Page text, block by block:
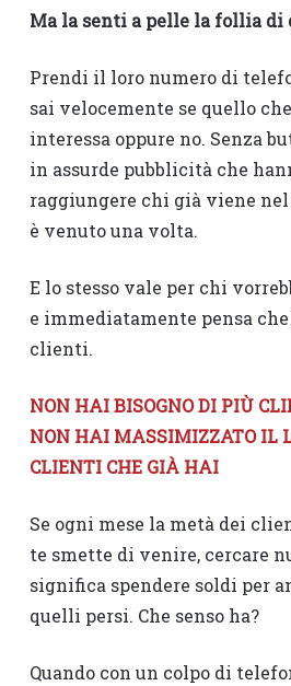
Ma la senti a pelle la follia di
Prendi il loro numero di
sai velocemente se quello
interessa oppure no. Senza
in assurde pubblicità che
raggiungere chi già viene
è venuto una volta.
E lo stesso vale per chi
e immediatamente pensa
clienti.
NON HAI BISOGNO DI PIÙ
NON HAI MASSIMIZZATO IL
CLIENTI CHE GIÀ HAI
Se ogni mese la metà dei
te smette di venire, cercare
significa spendere soldi per
quelli persi. Che senso ha?
Quando con un colpo di